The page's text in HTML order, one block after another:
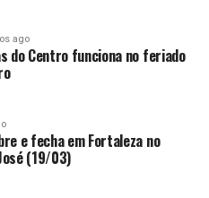
ago
do Centro funciona no feriado
e fecha em Fortaleza no
(19/03)